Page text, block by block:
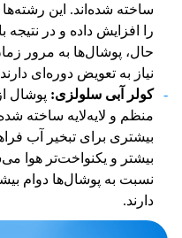
ساخته شده‌اند. این
را افزایش داده و در نتیجه
حال، پوشال‌ها به مرور
نیاز به تعویض دوره‌ای
کولر آبی سلولزی: پوشال
منظم و لایه‌لایه ساخته
بیشتری برای تبخیر آب
بیشتر و یکنواخت‌تر هوا
نسبت به پوشال‌ها دوام
دارند.